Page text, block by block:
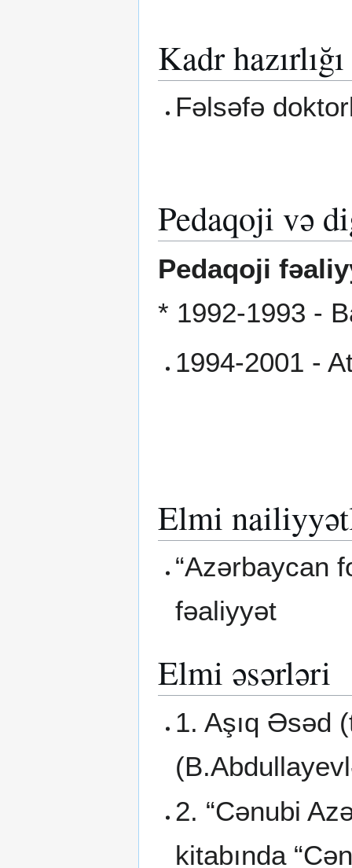
Kadr hazırlığı
Fəlsəfə
Pedaqoji və
Pedaqoji
* 1992-1993 -
1994-2001 -
Elmi
“Azərbaycan
fəaliyyət
Elmi əsərləri
1. Aşıq Əsəd
2. “Cənubi
kitabında